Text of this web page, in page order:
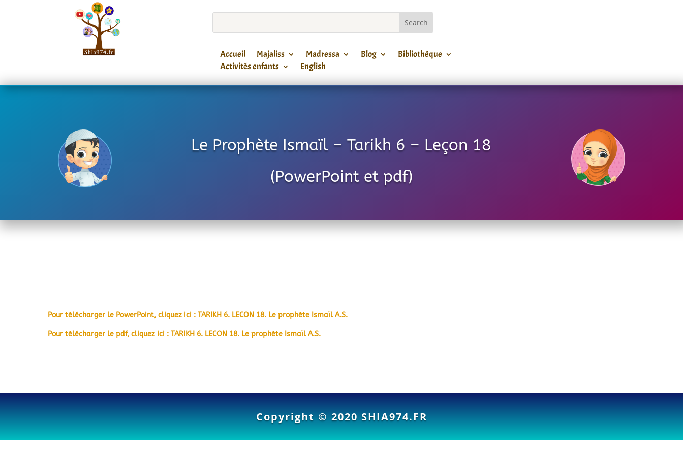
Accueil Majaliss Madressa Blog
Bibliothèque
Activités enfants
English
Le Prophète Ismaïl – Tarikh 6 – Leçon 18
(PowerPoint et pdf)
Pour télécharger le PowerPoint, cliquez ici : TARIKH 6. LECON 18. Le prophète Ismaïl A.S.
Pour télécharger le pdf, cliquez ici : TARIKH 6. LECON 18. Le prophète Ismaïl A.S.
Copyright © 2020SHIA974.FR